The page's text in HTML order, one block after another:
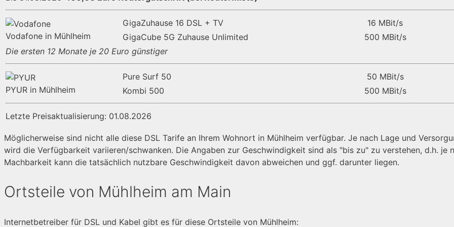
Vodafone in Mühlheim
GigaZuhause 16 DSL + TV
16 MBit/s
GigaCube 5G Zuhause Unlimited
500 MBit/s
Die ersten 12 Monate je 20 Euro günstiger
PYUR in Mühlheim
Pure Surf 50
50 MBit/s
Kombi 500
500 MBit/s
Letzte Preisaktualisierung: 01.08.2026
Möglicherweise sind nicht alle diese DSL Tarife an Ihrem Wohnort in Mühlheim verfügbar. Je nach Lage und
wird die Verfügbarkeit variieren/schwanken. Die Angaben zur Geschwindigkeit sind als "bis zu" zu verstehen, d.h. je
Machbarkeit kann die tatsächlich nutzbare Geschwindigkeit davon abweichen und ggf. darunter liegen.
Ortsteile von Mühlheim am Main
Internetbetreiber für DSL und Kabel gibt es für diese Ortsteile von Mühlheim: